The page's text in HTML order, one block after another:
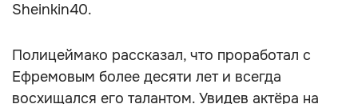
Sheinkin40.
Полицеймако рассказал, что проработал с
Ефремовым более десяти лет и всегда
восхищался его талантом. Увидев актёра на